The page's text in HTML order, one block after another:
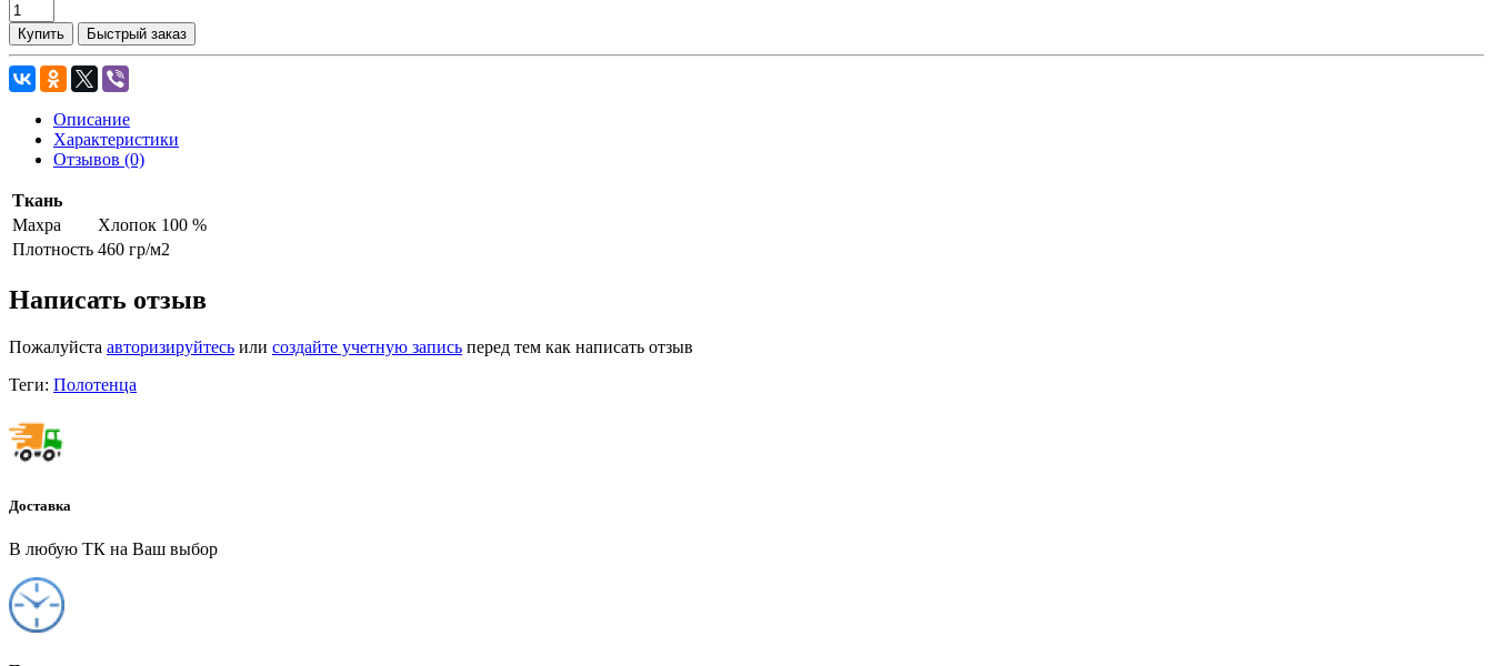
Купить Быстрый заказ
Описание
Характеристики
Отзывов (0)
Ткань
Махра
Хлопок 100 %
Плотность 460 гр/м2
Написать отзыв
Пожалуйста авторизируйтесь или создайте учетную запись перед тем как написать отзыв
Теги: Полотенца
Доставка
В любую ТК на Ваш выбор